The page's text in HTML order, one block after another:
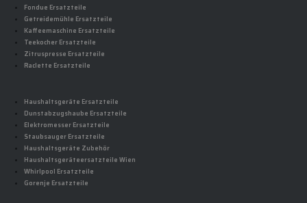
Fondue Ersatzteile
Getreidemühle Ersatzteile
Kaffeemaschine Ersatzteile
Teekocher Ersatzteile
Zitruspresse Ersatzteile
Raclette Ersatzteile
Haushaltsgeräte Ersatzteile
Dunstabzugshaube Ersatzteile
Elektromesser Ersatzteile
Staubsauger Ersatzteile
Haushaltsgeräte Zubehör
Haushaltsgeräteersatzteile Wien
Whirlpool Ersatzteile
Gorenje Ersatzteile